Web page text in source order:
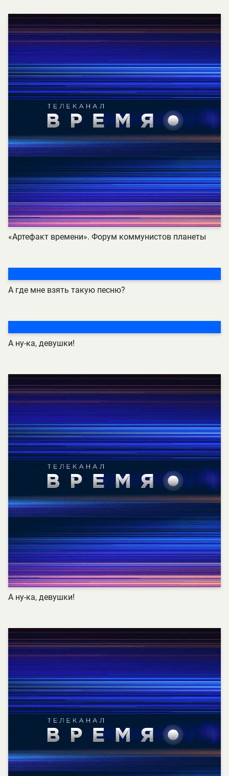
«Артефакт времени». Форум коммунистов планеты
А где мне взять такую песню?
А ну-ка, девушки!
А ну-ка, девушки!